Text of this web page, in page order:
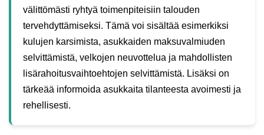
välittömästi ryhtyä toimenpiteisiin talouden
tervehdyttämiseksi. Tämä voi sisältää esimerkiksi
kulujen karsimista, asukkaiden maksuvalmiuden
selvittämistä, velkojen neuvottelua ja mahdollisten
lisärahoitusvaihtoehtojen selvittämistä. Lisäksi on
tärkeää informoida asukkaita tilanteesta avoimesti ja
rehellisesti.